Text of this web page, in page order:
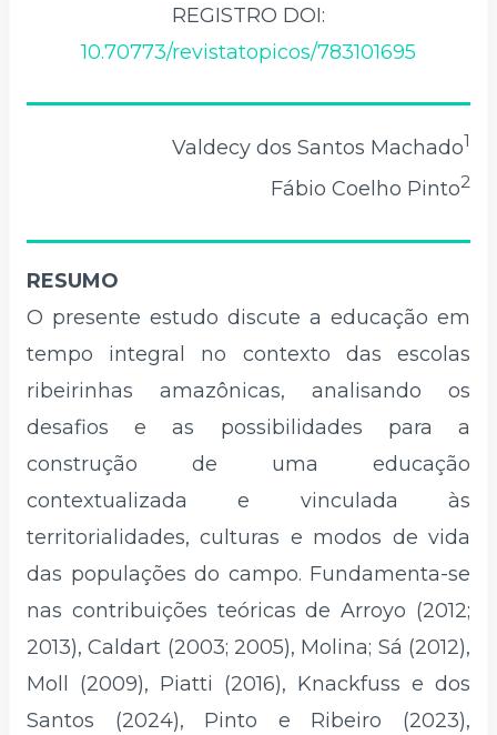
REGISTRO DOI:
10.70773/revistatopicos/783101695
Valdecy dos Santos Machado1
Fábio Coelho Pinto2
RESUMO
O presente estudo discute a educação em
tempo integral no contexto das escolas
ribeirinhas amazônicas, analisando os
desafios e as possibilidades para a
construção de uma educação
contextualizada e vinculada às
territorialidades, culturas e modos de vida
das populações do campo. Fundamenta-se
nas contribuições teóricas de Arroyo (2012;
2013), Caldart (2003; 2005), Molina; Sá (2012),
Moll (2009), Piatti (2016), Knackfuss e dos
Santos (2024), Pinto e Ribeiro (2023),